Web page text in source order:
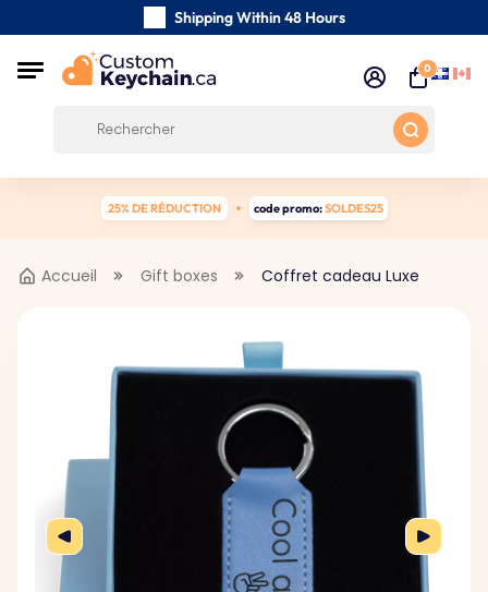
Shipping Within 48 Hours
Customer reviews:
0
25% DE RÉDUCTION code promo:SOLDES25
Accueil Gift boxes Coffret cadeau Luxe